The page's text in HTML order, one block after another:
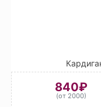
840₽
(от 2000)